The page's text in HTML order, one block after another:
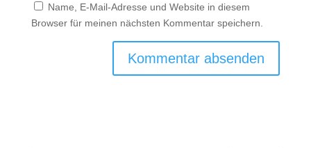
Name, E-Mail-Adresse und Website in diesem
Browser für meinen nächsten Kommentar speichern.